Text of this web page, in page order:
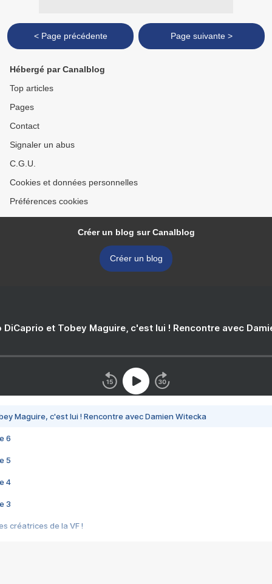
< Page précédente Page suivante >
Hébergé par Canalblog
Top articles
Pages
Contact
Signaler un abus
C.G.U.
Cookies et données personnelles
Préférences cookies
Créer un blog sur Canalblog
Créer un blog
DiCaprio et Tobey Maguire, c'est lui ! Rencontre avec
Maguire, c'est lui ! Rencontre avec Damien Witecka
6
5
4
3
créatrices de la VF !